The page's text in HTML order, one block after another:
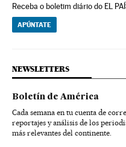
Receba o boletim diário do EL
APÚNTATE
NEWSLETTERS
Boletín de América
Cada semana en tu cuenta de
reportajes y análisis de los
más relevantes del continente.